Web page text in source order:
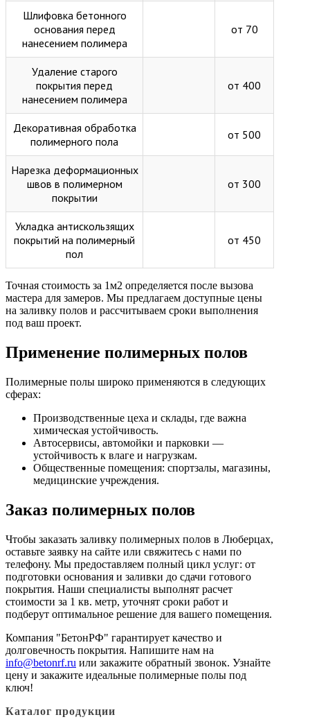
Каталог продукции
Шлифовка бетонного
основания перед
нанесением полимера
от 70
Удаление старого
покрытия перед
нанесением полимера
от 400
Декоративная обработка
полимерного пола
от 500
Нарезка деформационных
швов в полимерном
покрытии
от 300
Укладка антискользящих
покрытий на полимерный
пол
от 450
Точная стоимость за 1м2 определяется после вызова
мастера для замеров. Мы предлагаем доступные цены
на заливку полов и рассчитываем сроки выполнения
под ваш проект.
Применение полимерных полов
Полимерные полы широко применяются в следующих
сферах:
Производственные цеха и склады, где важна
химическая устойчивость.
Автосервисы, автомойки и парковки —
устойчивость к влаге и нагрузкам.
Общественные помещения: спортзалы, магазины,
медицинские учреждения.
Заказ полимерных полов
Чтобы заказать заливку полимерных полов в Люберцах,
оставьте заявку на сайте или свяжитесь с нами по
телефону. Мы предоставляем полный цикл услуг: от
подготовки основания и заливки до сдачи готового
покрытия. Наши специалисты выполнят расчет
стоимости за 1 кв. метр, уточнят сроки работ и
подберут оптимальное решение для вашего помещения.
Компания "БетонРФ" гарантирует качество и
долговечность покрытия. Напишите нам на
info@betonrf.ru или закажите обратный звонок. Узнайте
цену и закажите идеальные полимерные полы под
ключ!